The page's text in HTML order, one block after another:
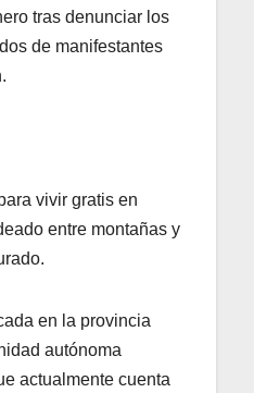
tras denunciar los
de manifestantes
vivir gratis en
entre montañas y
en la provincia
autónoma
actualmente cuenta